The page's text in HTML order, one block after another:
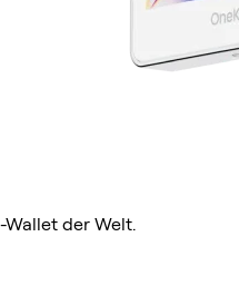
der Welt.